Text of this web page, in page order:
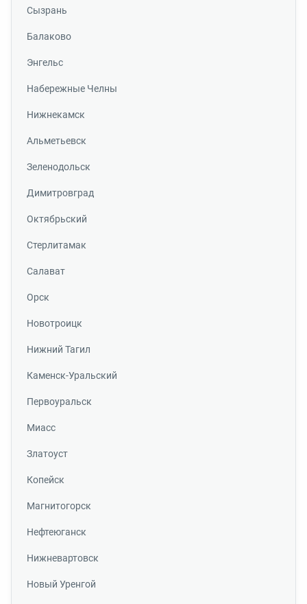
Сызрань
Балаково
Энгельс
Набережные Челны
Нижнекамск
Альметьевск
Зеленодольск
Димитровград
Октябрьский
Стерлитамак
Салават
Орск
Новотроицк
Нижний Тагил
Каменск-Уральский
Первоуральск
Миасс
Златоуст
Копейск
Магнитогорск
Нефтеюганск
Нижневартовск
Новый Уренгой